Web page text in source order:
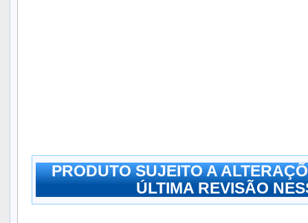
PRODUTO SUJEITO A
ÚLTIMA REVISÃO